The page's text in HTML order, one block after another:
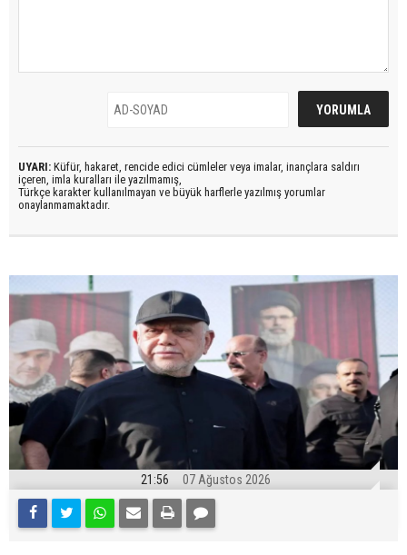
UYARI: Küfür, hakaret, rencide edici cümleler veya imalar, inançlara saldırı
içeren, imla kuralları ile yazılmamış,
Türkçe karakter kullanılmayan ve büyük harflerle yazılmış yorumlar
onaylanmamaktadır.
21:56 07 Ağustos 2026